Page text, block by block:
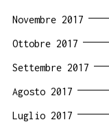
Novembre 2017
Ottobre 2017
Settembre 2017
Agosto 2017
Luglio 2017